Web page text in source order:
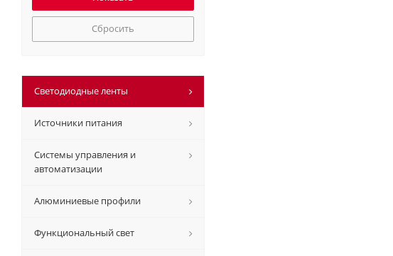
Сбросить
Светодиодные ленты
Источники питания
Системы управления и
автоматизации
Алюминиевые профили
Функциональный свет